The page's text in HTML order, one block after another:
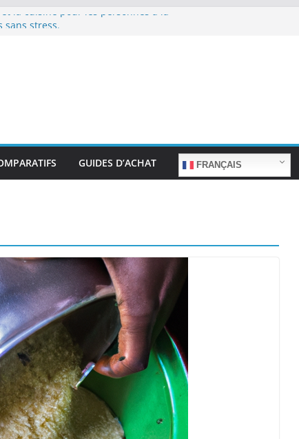
la cuisine pour les personnes à la
les familles nombreuses : Cuisson
la préparation de plats pour les
GUIDES D’ACHAT FRANÇAIS